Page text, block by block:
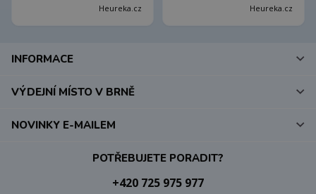
Heureka.cz Heureka.cz
INFORMACE
VÝDEJNÍ MÍSTO V BRNĚ
POTŘEBUJETE PORADIT?
+420 725 975 977
NOVINKY E-MAILEM